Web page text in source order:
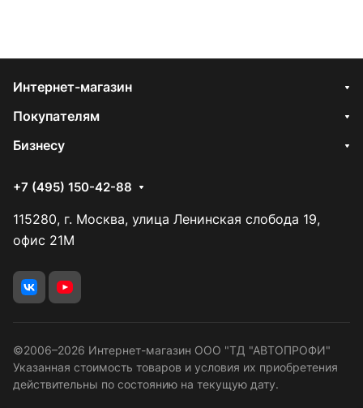
Интернет-магазин
Покупателям
Бизнесу
+7 (495) 150-42-88
115280, г. Москва, улица Ленинская слобода 19,
офис 21М
©2006–2026 Интернет-магазин ООО "ТД "АВТОПРОФИ"
Указанная стоимость товаров и условия их приобретения
действительны по состоянию на текущую дату.